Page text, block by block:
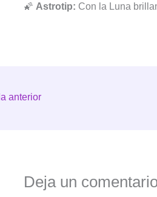
🌠 Astrotip: Con la Luna
anterior
Deja un